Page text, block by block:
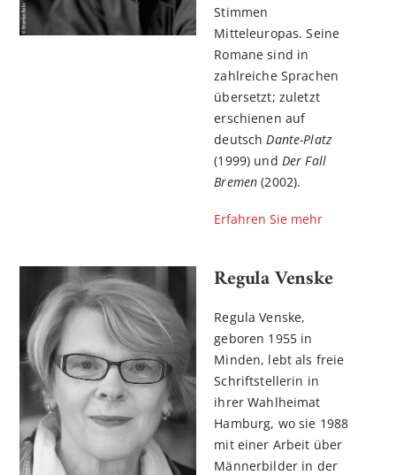
Stimmen
Mitteleuropas. Seine
Romane sind in
zahlreiche Sprachen
übersetzt; zuletzt
erschienen auf
deutsch Dante-Platz
(1999) und Der Fall
Bremen (2002).
Erfahren Sie mehr
Regula Venske
Regula Venske,
geboren 1955 in
Minden, lebt als freie
Schriftstellerin in
ihrer Wahlheimat
Hamburg, wo sie 1988
mit einer Arbeit über
Männerbilder in der